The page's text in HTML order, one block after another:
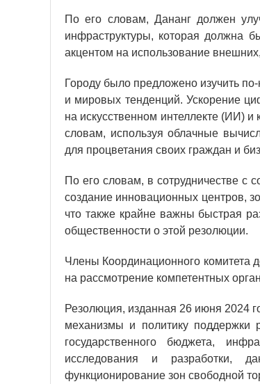
По его словам, Дананг должен
инфраструктуры, которая должна
акцентом на использование
Городу было предложено изучить
и мировых тенденций. Ускорение
на искусственном интеллекте (ИИ)
словам, используя облачные
для процветания своих граждан и
По его словам, в сотрудничестве с
создание инновационных центров,
что также крайне важны быстрая
общественности о этой резолюции.
Члены Координационного комитета
на рассмотрение компетентных
Резолюция, изданная 26 июня 2024
механизмы и политику поддержки
государственного бюджета,
исследования и разработки,
функционирование зон свободной